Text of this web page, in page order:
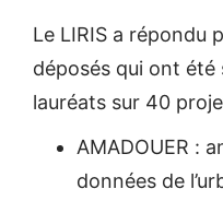
Le LIRIS a répondu
déposés qui ont été
lauréats sur 40
AMADOUER :
données de